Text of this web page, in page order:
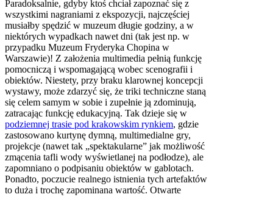
Paradoksalnie, gdyby ktoś chciał zapoznać się z
wszystkimi nagraniami z ekspozycji, najczęściej
musiałby spędzić w muzeum długie godziny, a w
niektórych wypadkach nawet dni (tak jest np. w
przypadku Muzeum Fryderyka Chopina w
Warszawie)! Z założenia multimedia pełnią funkcję
pomocniczą i wspomagającą wobec scenografii i
obiektów. Niestety, przy braku klarownej koncepcji
wystawy, może zdarzyć się, że triki techniczne staną
się celem samym w sobie i zupełnie ją zdominują,
zatracając funkcję edukacyjną. Tak dzieje się w
podziemnej trasie pod krakowskim rynkiem, gdzie
zastosowano kurtynę dymną, multimedialne gry,
projekcje (nawet tak „spektakularne” jak możliwość
zmącenia tafli wody wyświetlanej na podłodze), ale
zapomniano o podpisaniu obiektów w gablotach.
Ponadto, poczucie realnego istnienia tych artefaktów
to duża i trochę zapominana wartość. Otwarte